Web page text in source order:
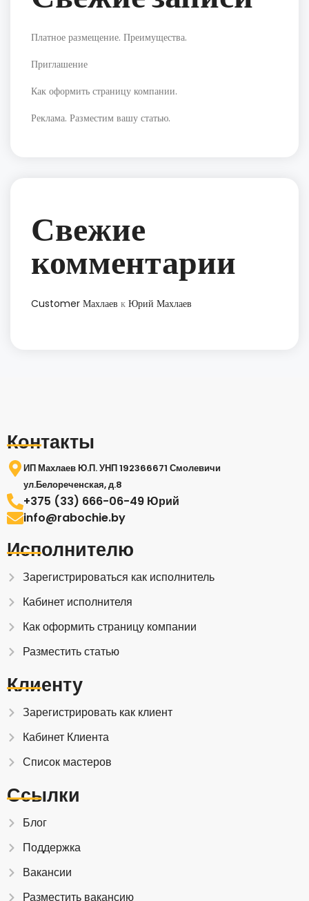
Платное размещение. Преимущества.
Приглашение
Как оформить страницу компании.
Реклама. Разместим вашу статью.
Свежие
комментарии
Customer Махлаев к Юрий Махлаев
Контакты
ИП Махлаев Ю.П. УНП 192366671 Смолевичи
ул.Белореченская, д.8
+375 (33) 666-06-49 Юрий
info@rabochie.by
Исполнителю
Зарегистрироваться как исполнитель
Кабинет исполнителя
Как оформить страницу компании
Разместить статью
Клиенту
Зарегистрировать как клиент
Кабинет Клиента
Список мастеров
Ссылки
Блог
Поддержка
Вакансии
Разместить вакансию